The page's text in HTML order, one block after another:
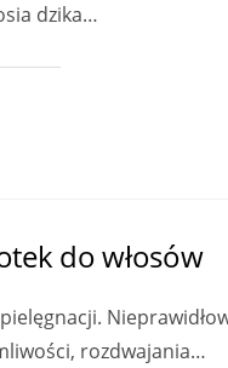
dzika…
do włosów
rozdwajania…